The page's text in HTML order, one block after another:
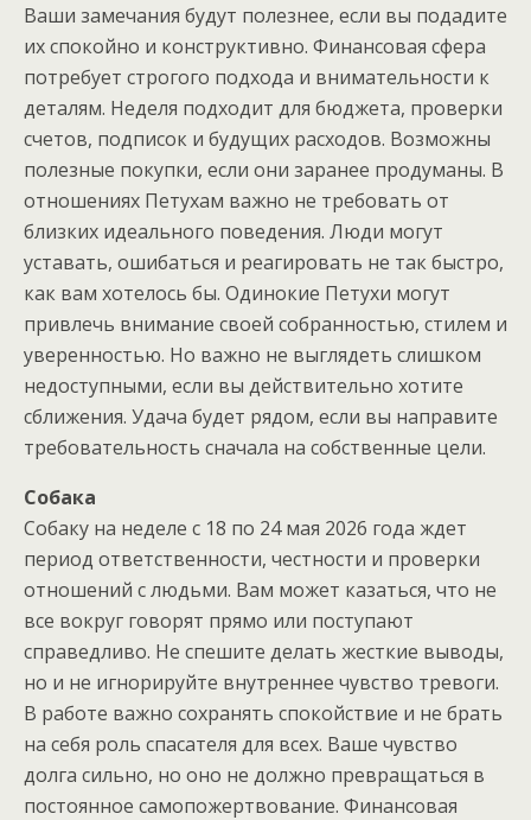
Ваши замечания будут полезнее, если вы подадите
их спокойно и конструктивно. Финансовая сфера
потребует строгого подхода и внимательности к
деталям. Неделя подходит для бюджета, проверки
счетов, подписок и будущих расходов. Возможны
полезные покупки, если они заранее продуманы. В
отношениях Петухам важно не требовать от
близких идеального поведения. Люди могут
уставать, ошибаться и реагировать не так быстро,
как вам хотелось бы. Одинокие Петухи могут
привлечь внимание своей собранностью, стилем и
уверенностью. Но важно не выглядеть слишком
недоступными, если вы действительно хотите
сближения. Удача будет рядом, если вы направите
требовательность сначала на собственные цели.
Собака
Собаку на неделе с 18 по 24 мая 2026 года ждет
период ответственности, честности и проверки
отношений с людьми. Вам может казаться, что не
все вокруг говорят прямо или поступают
справедливо. Не спешите делать жесткие выводы,
но и не игнорируйте внутреннее чувство тревоги.
В работе важно сохранять спокойствие и не брать
на себя роль спасателя для всех. Ваше чувство
долга сильно, но оно не должно превращаться в
постоянное самопожертвование. Финансовая